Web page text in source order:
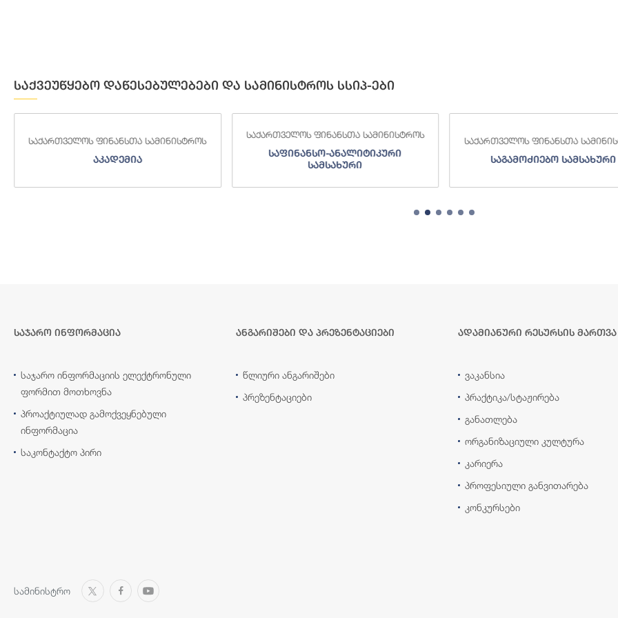
საქვეუწყებო დაწესებულებები და სამინისტროს სსიპ-ები
საფინანსო-ანალიტიკური
სამსახური
საქართველოს ფინანსთა სამინისტროს
საგამოძიებო სამსახური
საქართველოს ფინანსთა
შემოსავლების სამსახური
საჯარო ინფორმაცია
საჯარო ინფორმაციის ელექტრონული
ფორმით მოთხოვნა
პროაქტიულად გამოქვეყნებული
ინფორმაცია
საკონტაქტო პირი
ანგარიშები და პრეზენტაციები
წლიური ანგარიშები
პრეზენტაციები
ადამიანური რესურსის მართვა
ვაკანსია
პრაქტიკა/სტაჟირება
განათლება
ორგანიზაციული კულტურა
კარიერა
პროფესიული განვითარება
კონკურსები
სამინისტრო